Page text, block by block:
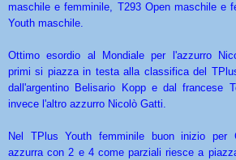
maschile e femminile, T293 Open maschile e
Youth maschile.
Ottimo esordio al Mondiale per l'azzurro
primi si piazza in testa alla classifica del
dall'argentino Belisario Kopp e dal francese
invece l'altro azzurro Nicolò Gatti.
Nel TPlus Youth femminile buon inizio per
azzurra con 2 e 4 come parziali riesce a